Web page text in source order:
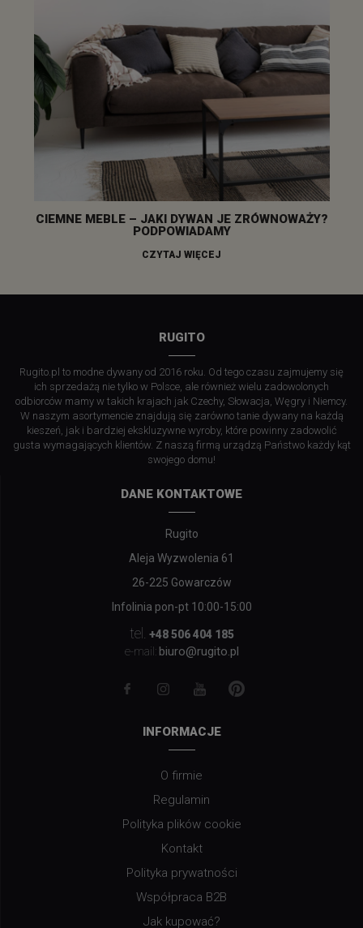
CIEMNE MEBLE – JAKI DYWAN JE ZRÓWNOWAŻY?
PODPOWIADAMY
CZYTAJ WIĘCEJ
RUGITO
Rugito.pl to modne dywany od 2016 roku. Od tego czasu zajmujemy się
ich sprzedażą nie tylko w Polsce, ale również wielu zadowolonych
odbiorców mamy w takich krajach jak Czechy, Słowacja, Węgry i Niemcy.
W naszym asortymencie znajdują się zarówno tanie dywany na każdą
kieszeń, jak i bardziej ekskluzywne wyroby, które powinny zadowolić
gusta wymagających klientów. Z naszą firmą urządzą Państwo każdy kąt
swojego domu!
DANE KONTAKTOWE
Rugito
Aleja Wyzwolenia 61
26-225 Gowarczów
Infolinia pon-pt 10:00-15:00
tel.
+48 506 404 185
e-mail: biuro@rugito.pl
INFORMACJE
O firmie
Regulamin
Polityka plików cookie
Kontakt
Polityka prywatności
Współpraca B2B
Jak kupować?